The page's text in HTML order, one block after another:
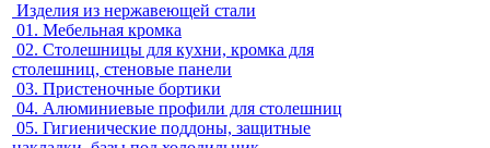
Изделия из нержавеющей стали
01. Мебельная кромка
02. Столешницы для кухни, кромка для
столешниц, стеновые панели
03. Пристеночные бортики
04. Алюминиевые профили для столешниц
05. Гигиенические поддоны, защитные